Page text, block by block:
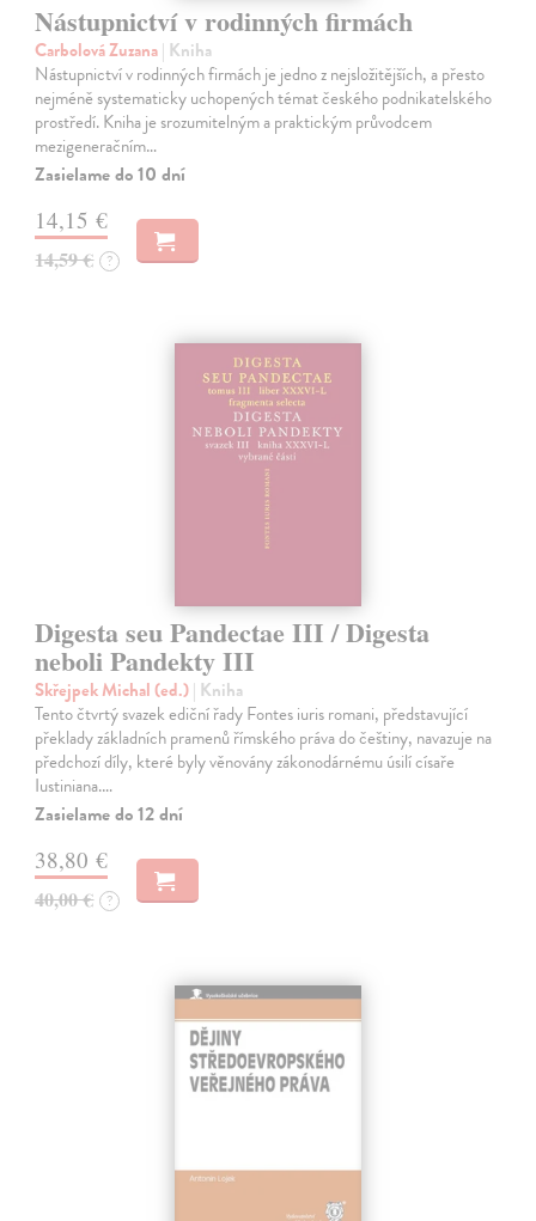
Nástupnictví v rodinných firmách
Carbolová Zuzana| Kniha
Nástupnictví v rodinných firmách je jedno z nejsložitějších, a přesto
nejméně systematicky uchopených témat českého podnikatelského
prostředí. Kniha je srozumitelným a praktickým průvodcem
mezigeneračním…
Zasielame do 10 dní
14,15 €
14,59 € ?
Digesta seu Pandectae III / Digesta
neboli Pandekty III
Skřejpek Michal (ed.)| Kniha
Tento čtvrtý svazek ediční řady Fontes iuris romani, představující
překlady základních pramenů římského práva do češtiny, navazuje na
předchozí díly, které byly věnovány zákonodárnému úsilí císaře
Iustiniana.…
Zasielame do 12 dní
38,80 €
40,00 € ?